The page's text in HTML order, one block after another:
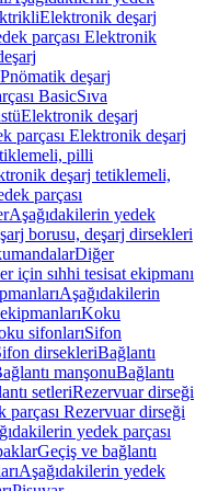
Elektronik deşarj
parçası Elektronik
deşarj
BasicSıva
Elektronik deşarj
parçası Elektronik deşarj
pilli
deşarj tetiklemeli,
parçası
Aşağıdakilerin yedek
borusu, deşarj dirsekleri
Diğer
için sıhhi tesisat ekipmanı
Aşağıdakilerin
Koku
sifonlarıSifon
dirsekleriBağlantı
manşonuBağlantı
setleriRezervuar dirseği
parçası Rezervuar dirseği
yedek parçası
Geçiş ve bağlantı
Aşağıdakilerin yedek